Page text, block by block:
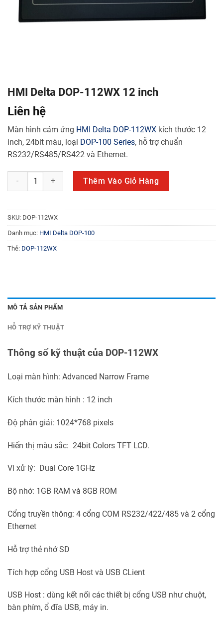
HMI Delta DOP-112WX 12 inch
Liên hệ
Màn hình cảm ứng HMI Delta DOP-112WX kích thước 12
inch, 24bit màu, loại DOP-100 Series, hỗ trợ chuẩn
RS232/RS485/RS422 và Ethernet.
HMI Delta DOP-112WX 12 inch số lượng
Thêm Vào Giỏ Hàng
SKU: DOP-112WX
Danh mục: HMI Delta DOP-100
Thẻ: DOP-112WX
MÔ TẢ SẢN PHẨM
HỖ TRỢ KỸ THUẬT
Thông số kỹ thuật của DOP-112WX
Loại màn hình: Advanced Narrow Frame
Kích thước màn hình : 12 inch
Độ phân giải: 1024*768 pixels
Hiển thị màu sắc: 24bit Colors TFT LCD.
Vi xử lý: Dual Core 1GHz
Bộ nhớ: 1GB RAM và 8GB ROM
Cổng truyền thông: 4 cổng COM RS232/422/485 và 2 cổng
Ethernet
Hỗ trợ thẻ nhớ SD
Tích hợp cổng USB Host và USB CLient
USB Host : dùng kết nối các thiết bị cổng USB như chuột,
bàn phím, ổ đĩa USB, máy in.